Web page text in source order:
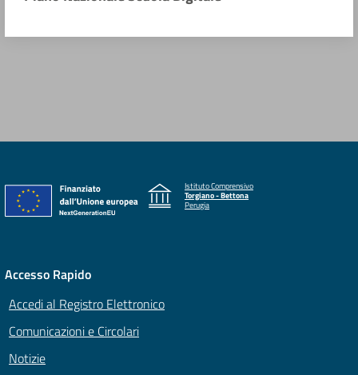
Istituto Comprensivo
Torgiano - Bettona
Perugia
Accesso Rapido
Accedi al Registro Elettronico
Comunicazioni e Circolari
Notizie